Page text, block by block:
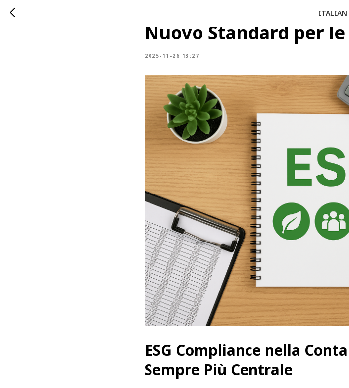
ITALIAN
ESG Compliance nella
Nuovo Standard per le
2025-11-26 13:27
ESG Compliance nella
Sempre Più Centrale